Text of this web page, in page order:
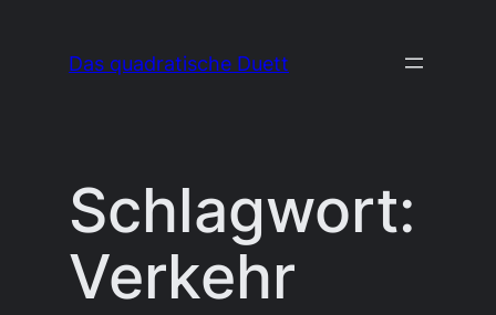
Das quadratische Duett
Schlagwort:
Verkehr